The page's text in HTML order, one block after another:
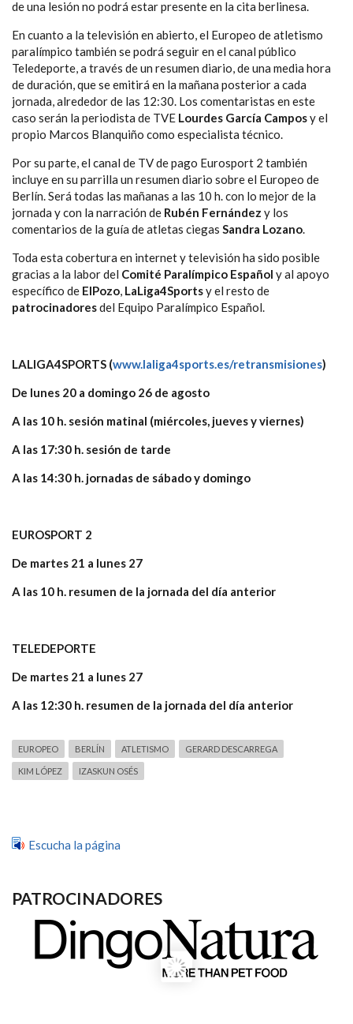
de una lesión no podrá estar presente en la cita berlinesa.
En cuanto a la televisión en abierto, el Europeo de atletismo
paralímpico también se podrá seguir en el canal público
Teledeporte, a través de un resumen diario, de una media hora
de duración, que se emitirá en la mañana posterior a cada
jornada, alrededor de las 12:30. Los comentaristas en este
caso serán la periodista de TVE Lourdes García Camposy el
propio Marcos Blanquiño como especialista técnico.
Por su parte, el canal de TV de pago Eurosport 2 también
incluye en su parrilla un resumen diario sobre el Europeo de
Berlín. Será todas las mañanas a las 10 h. con lo mejor de la
jornada y con la narración de Rubén Fernández y los
comentarios de la guía de atletas ciegas Sandra Lozano.
Toda esta cobertura en internet y televisión ha sido posible
gracias a la labor del Comité Paralímpico Español y al apoyo
específico de ElPozo, LaLiga4Sportsy el resto de
patrocinadoresdel Equipo Paralímpico Español.
LALIGA4SPORTS (www.laliga4sports.es/retransmisiones)
De lunes 20 a domingo 26 de agosto
A las 10 h. sesión matinal (miércoles, jueves y viernes)
A las 17:30 h. sesión de tarde
A las 14:30 h. jornadas de sábado y domingo
EUROSPORT 2
De martes 21 a lunes 27
A las 10 h. resumen de la jornada del día anterior
TELEDEPORTE
De martes 21 a lunes 27
A las 12:30 h. resumen de la jornada del día anterior
EUROPEO BERLÍN ATLETISMO GERARD DESCARREGA
KIM LÓPEZ IZASKUN OSÉS
Escucha la página
PATROCINADORES